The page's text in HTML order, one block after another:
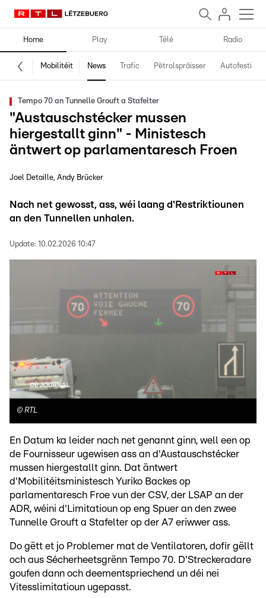
Home Play Télé Radio
Mobilitéit News Trafic Pëtrolspräisser Autofestival
Tempo 70 an Tunnelle Grouft a Stafelter
"Austauschstécker mussen
hiergestallt ginn" - Ministesch
äntwert op parlamentaresch Froen
Joel Detaille Andy Brücker
Nach net gewosst, ass, wéi laang d'Restriktiounen
an den Tunnellen unhalen.
Update: 10.02.2026 10:47
© RTL
En Datum ka leider nach net genannt ginn, well een op
de Fournisseur ugewisen ass an d'Austauschstécker
mussen hiergestallt ginn. Dat äntwert
d'Mobilitéitsministesch Yuriko Backes op
parlamentaresch Froe vun der CSV, der LSAP an der
ADR, wéini d'Limitatioun op eng Spuer an den zwee
Tunnelle Grouft a Stafelter op der A7 eriwwer ass.
Do gëtt et jo Problemer mat de Ventilatoren, dofir gëllt
och aus Sécherheetsgrënn Tempo 70. D'Streckeradare
goufen dann och deementspriechend un déi nei
Vitesslimitatioun ugepasst.